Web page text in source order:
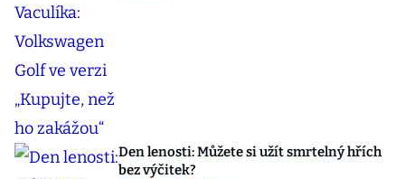
Den lenosti: Můžete si užít smrtelný hřích
bez výčitek?